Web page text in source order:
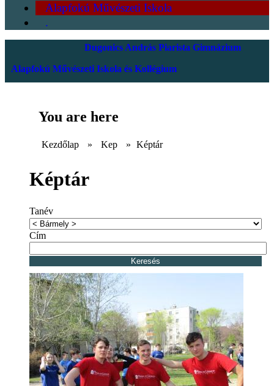
Alapfokú Művészeti Iskola
.
Dugonics András Piarista Gimnázium
Alapfokú Művészeti Iskola és Kollégium
You are here
Kezdőlap » Kep » Képtár
Képtár
Tanév
Cím